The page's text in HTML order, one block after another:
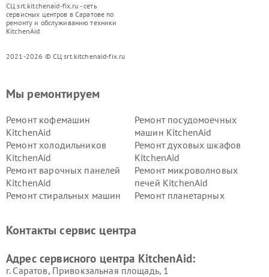
СЦ srt.kitchenaid-fix.ru - сеть
сервисных центров в Саратове по
ремонту и обслуживанию техники
KitchenAid
2021-2026 © СЦ srt.kitchenaid-fix.ru
Мы ремонтируем
Ремонт кофемашин
KitchenAid
Ремонт посудомоечных
машин KitchenAid
Ремонт холодильников
KitchenAid
Ремонт духовых шкафов
KitchenAid
Ремонт варочных панелей
KitchenAid
Ремонт микроволновых
печей KitchenAid
Ремонт стиральных машин
Ремонт планетарных
Контакты сервис центра
Адрес сервисного центра KitchenAid:
г. Саратов, Привокзальная площадь, 1